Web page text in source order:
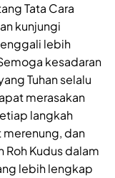
Tata Cara
kunjungi
lebih
kesadaran
Tuhan selalu
merasakan
langkah
dan
Kudus dalam
lebih lengkap